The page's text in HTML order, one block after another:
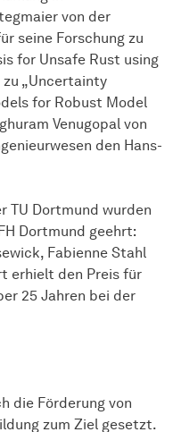
von der
seine Forschung zu
for Unsafe Rust using
zu „Uncertainty
for Robust Model
Venugopal von
den Hans-
TU Dortmund wurden
Dortmund geehrt:
Fabienne Stahl
erhielt den Preis für
25 Jahren bei der
die Förderung von
zum Ziel gesetzt.